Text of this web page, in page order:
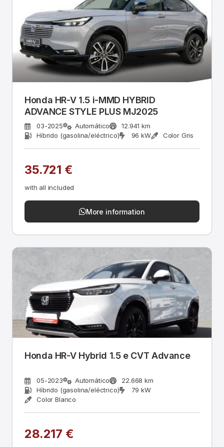
Honda HR-V 1.5 i-MMD HYBRID
ADVANCE STYLE PLUS MJ2025
03-2025 Automático
12.941 km
Híbrido (gasolina/eléctrico)
96 kW Color Gris
35.721 €
with all included
More information
Honda HR-V Hybrid 1.5 e CVT Advance
05-2023 Automático
22.668 km
Híbrido (gasolina/eléctrico)
79 kW
Color Blanco
28.217 €